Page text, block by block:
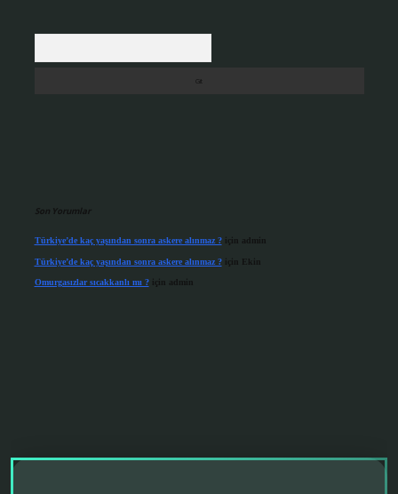
Son Yorumlar
Türkiye’de kaç yaşından sonra askere alınmaz ?için admin
Türkiye’de kaç yaşından sonra askere alınmaz ?için Ekin
Omurgasızlar sıcakkanlı mı ?için admin